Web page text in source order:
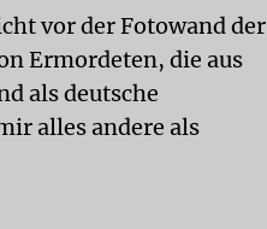
vor der Fotowand der
Ermordeten, die aus
als deutsche
alles andere als